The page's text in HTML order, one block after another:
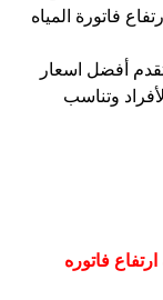
فاتورة المياه
أفضل اسعار
وتناسب
فاتوره